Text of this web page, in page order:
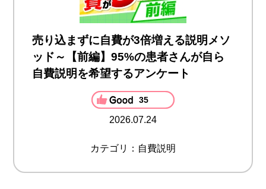
売り込まずに自費が3倍増える説明メソ
ッド～【前編】95%の患者さんが自ら
自費説明を希望するアンケート
35
2026.07.24
カテゴリ：自費説明